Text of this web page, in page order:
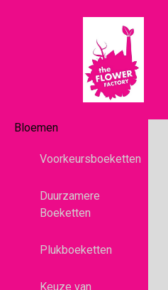
Bloemen
Voorkeursboeketten
Duurzamere
Boeketten
Plukboeketten
Keuze van